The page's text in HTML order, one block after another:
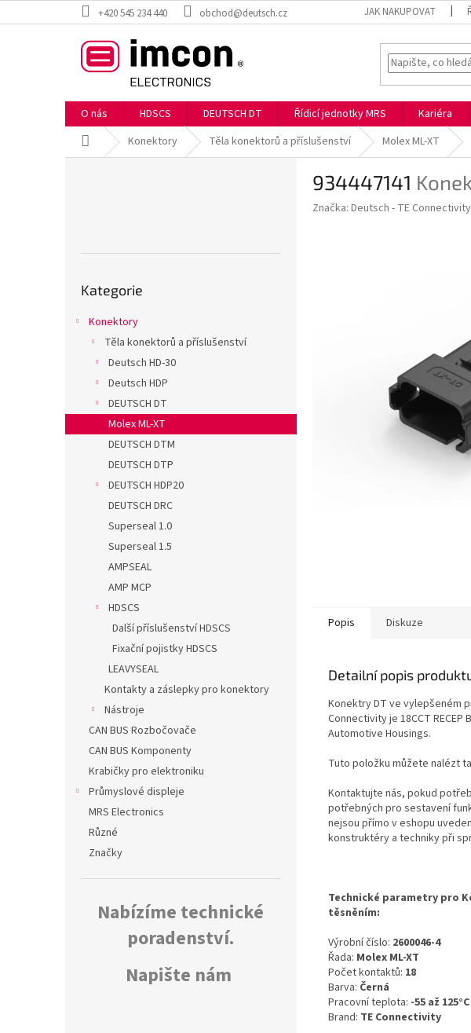
na
+420 545 234 440 obchod@deutsch.cz JAK NAKUPOVAT
O nás HDSCS DEUTSCH DT Řídicí jednotky MRS Kariéra
Domů Konektory Těla konektorů a příslušenství Molex ML-XT
kategorie
Kategorie
Konektory
Těla konektorů a příslušenství
Deutsch HD-30
Deutsch HDP
DEUTSCH DT
Molex ML-XT
DEUTSCH DTM
DEUTSCH DTP
DEUTSCH HDP20
DEUTSCH DRC
Superseal 1.0
Superseal 1.5
AMPSEAL
AMP MCP
HDSCS
Další příslušenství HDSCS
Fixační pojistky HDSCS
LEAVYSEAL
Kontakty a záslepky pro konektory
Nástroje
CAN BUS Rozbočovače
CAN BUS Komponenty
Krabičky pro elektroniku
Průmyslové displeje
MRS Electronics
Různé
Značky
Nabízíme technické
poradenství.
Napište nám
934447141
Značka: Deutsch - TE Connectivity
Popis Diskuze
Detailní popis
Konektry DT ve vylepšeném
Connectivity je 18CCT RECEP
Automotive Housings.
Tuto položku můžete nalézt
Kontaktujte nás, pokud
potřebných pro sestavení
nejsou přímo v eshopu
konstruktéry a techniky při
Technické parametry pro
těsněním:
Výrobní číslo: 2600046-4
Řada: Molex ML-XT
Počet kontaktů: 18
Barva: Černá
Pracovní teplota: -55 až 125°C
Brand: TE Connectivity